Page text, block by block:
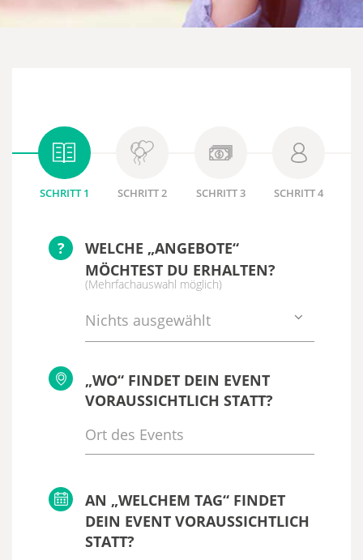
SCHRITT 1 SCHRITT 2 SCHRITT 3 SCHRITT 4
?
WELCHE „ANGEBOTE“
MÖCHTEST DU ERHALTEN?
(Mehrfachauswahl möglich)
Nichts ausgewählt
„WO“ FINDET DEIN EVENT
VORAUSSICHTLICH STATT?
AN „WELCHEM TAG“ FINDET
DEIN EVENT VORAUSSICHTLICH
STATT?